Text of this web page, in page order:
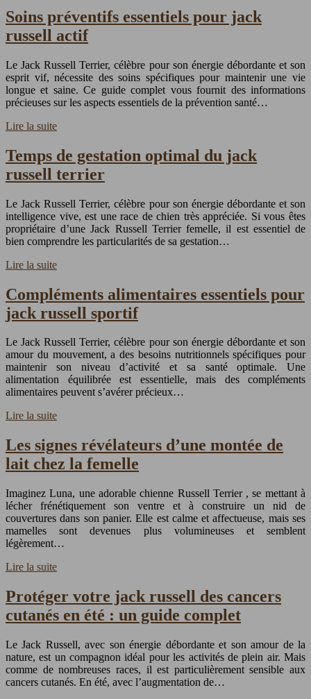
Soins préventifs essentiels pour jack
russell actif
Le Jack Russell Terrier, célèbre pour son énergie débordante et son
esprit vif, nécessite des soins spécifiques pour maintenir une vie
longue et saine. Ce guide complet vous fournit des informations
précieuses sur les aspects essentiels de la prévention santé…
Lire la suite
Temps de gestation optimal du jack
russell terrier
Le Jack Russell Terrier, célèbre pour son énergie débordante et son
intelligence vive, est une race de chien très appréciée. Si vous êtes
propriétaire d’une Jack Russell Terrier femelle, il est essentiel de
bien comprendre les particularités de sa gestation…
Lire la suite
Compléments alimentaires essentiels pour
jack russell sportif
Le Jack Russell Terrier, célèbre pour son énergie débordante et son
amour du mouvement, a des besoins nutritionnels spécifiques pour
maintenir son niveau d’activité et sa santé optimale. Une
alimentation équilibrée est essentielle, mais des compléments
alimentaires peuvent s’avérer précieux…
Lire la suite
Les signes révélateurs d’une montée de
lait chez la femelle
Imaginez Luna, une adorable chienne Russell Terrier , se mettant à
lécher frénétiquement son ventre et à construire un nid de
couvertures dans son panier. Elle est calme et affectueuse, mais ses
mamelles sont devenues plus volumineuses et semblent
légèrement…
Lire la suite
Protéger votre jack russell des cancers
cutanés en été : un guide complet
Le Jack Russell, avec son énergie débordante et son amour de la
nature, est un compagnon idéal pour les activités de plein air. Mais
comme de nombreuses races, il est particulièrement sensible aux
cancers cutanés. En été, avec l’augmentation de…